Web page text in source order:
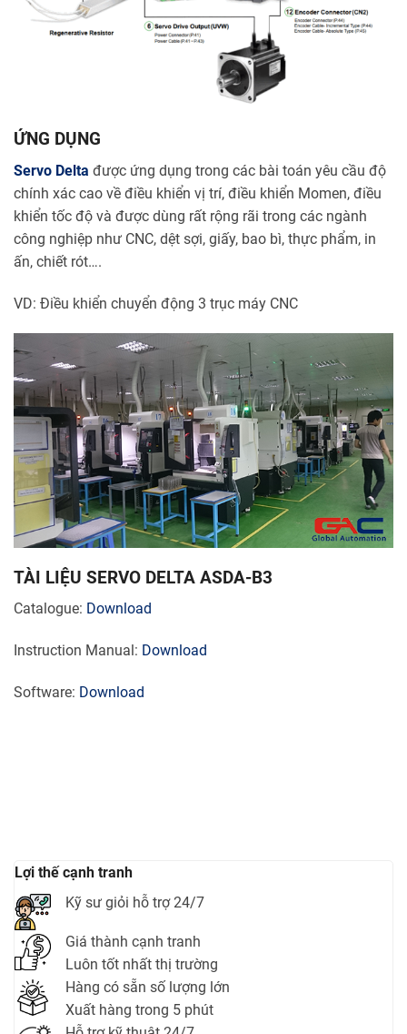
Lợi thế cạnh tranh
Kỹ sư giỏi hỗ trợ 24/7
Giá thành cạnh tranh
Luôn tốt nhất thị trường
Hàng có sẵn số lượng lớn
Xuất hàng trong 5 phút
ỨNG DỤNG
Servo Delta được ứng dụng trong các bài toán yêu cầu độ
chính xác cao về điều khiển vị trí, điều khiển Momen, điều
khiển tốc độ và được dùng rất rộng rãi trong các ngành
công nghiệp như CNC, dệt sợi, giấy, bao bì, thực phẩm, in
ấn, chiết rót….
VD: Điều khiển chuyển động 3 trục máy CNC
TÀI LIỆU SERVO DELTA ASDA-B3
Catalogue: Download
Instruction Manual: Download
Software: Download